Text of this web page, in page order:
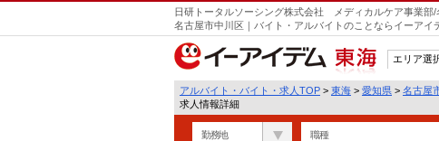
日研トータルソーシング株式会社 メディカルケア事業部
名古屋市中川区｜バイト・アルバイトのことならイーアイ
東海
エリア選
アルバイト・バイト・求人TOP > 東海 > 愛知県 > 名古屋
求人情報詳細
勤務地 職種